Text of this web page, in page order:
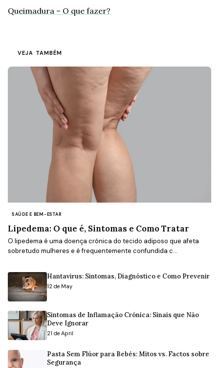
Queimadura – O que fazer?
VEJA TAMBÉM
SAÚDE E BEM-ESTAR
Lipedema: O que é, Sintomas e Como Tratar
O lipedema é uma doença crónica do tecido adiposo que afeta
sobretudo mulheres e é frequentemente confundida c...
Hantavirus: Sintomas, Diagnóstico e Como Prevenir
12 de May
Sintomas de Inflamação Crónica: Sinais que Não
Deve Ignorar
21 de April
Pasta Sem Flúor para Bebés: Mitos vs. Factos sobre
Segurança